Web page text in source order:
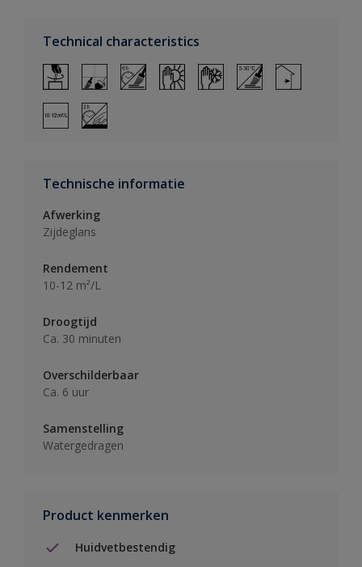
Technical characteristics
Technische informatie
Afwerking
Zijdeglans
Rendement
10-12 m²/L
Droogtijd
Ca. 30 minuten
Overschilderbaar
Ca. 6 uur
Samenstelling
Watergedragen
Product kenmerken
Huidvetbestendig